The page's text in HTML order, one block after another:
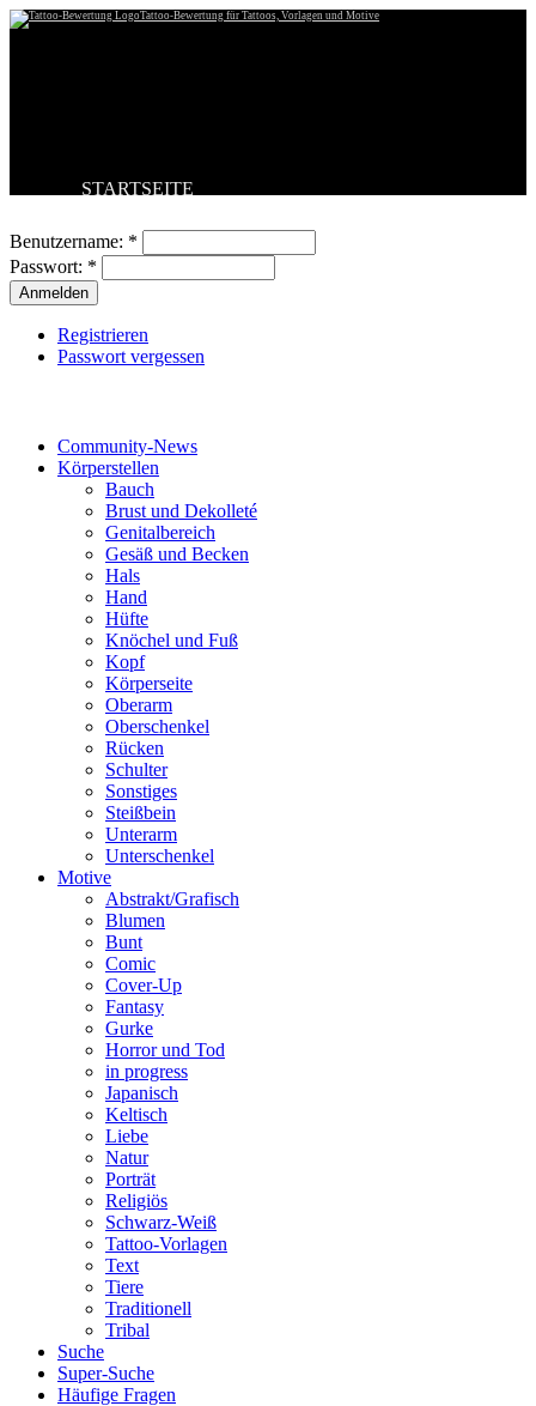
Tattoo-Bewertung für Tattoos, Vorlagen und Motive
STARTSEITE
BESTE TATTOOS
NEUESTE TATTOOS
KOMMENTARE
FORUM
Benutzername: *
Passwort: *
Registrieren
Passwort vergessen
Community-News
Körperstellen
Bauch
Brust und Dekolleté
Genitalbereich
Gesäß und Becken
Hals
Hand
Hüfte
Knöchel und Fuß
Kopf
Körperseite
Oberarm
Oberschenkel
Rücken
Schulter
Sonstiges
Steißbein
Unterarm
Unterschenkel
Motive
Abstrakt/Grafisch
Blumen
Bunt
Comic
Cover-Up
Fantasy
Gurke
Horror und Tod
in progress
Japanisch
Keltisch
Liebe
Natur
Porträt
Religiös
Schwarz-Weiß
Tattoo-Vorlagen
Text
Tiere
Traditionell
Tribal
Suche
Super-Suche
Häufige Fragen